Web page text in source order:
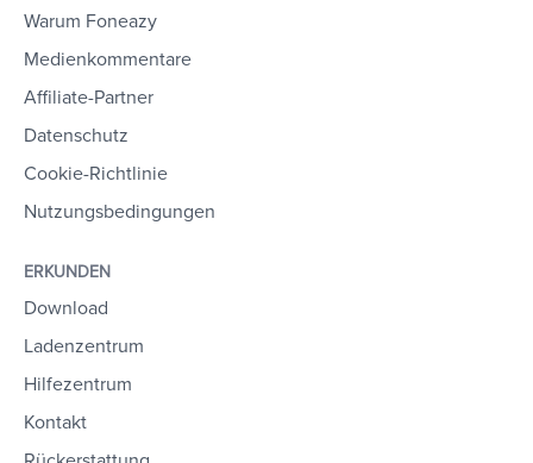
Warum Foneazy
Medienkommentare
Affiliate-Partner
Datenschutz
Cookie-Richtlinie
Nutzungsbedingungen
ERKUNDEN
Download
Ladenzentrum
Hilfezentrum
Kontakt